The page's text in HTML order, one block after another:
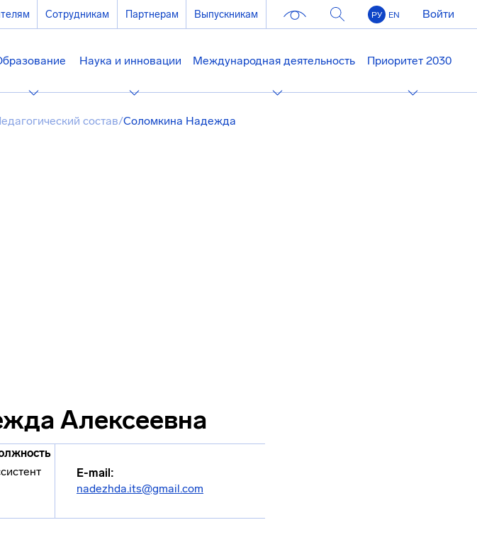
Сотрудникам Партнерам Выпускникам РУ EN Войти
Наука и инновации Международная деятельность Приоритет 2030
состав/Соломкина Надежда
Алексеевна
E-mail:
nadezhda.its@gmail.com